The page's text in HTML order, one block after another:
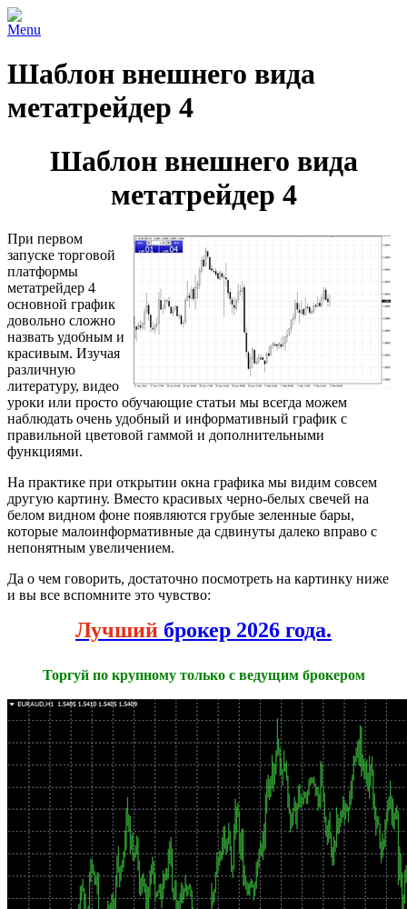
Menu
Шаблон внешнего вида
метатрейдер 4
Шаблон внешнего вида
метатрейдер 4
При первом
запуске торговой
платформы
метатрейдер 4
основной график
довольно сложно
назвать удобным и
красивым. Изучая
различную
литературу, видео
уроки или просто обучающие статьи мы всегда можем
наблюдать очень удобный и информативный график с
правильной цветовой гаммой и дополнительными
функциями.
На практике при открытии окна графика мы видим совсем
другую картину. Вместо красивых черно-белых свечей на
белом видном фоне появляются грубые зеленные бары,
которые малоинформативные да сдвинуты далеко вправо с
непонятным увеличением.
Да о чем говорить, достаточно посмотреть на картинку ниже
и вы все вспомните это чувство:
Лучший брокер 2026 года.
Торгуй по крупному только с ведущим брокером